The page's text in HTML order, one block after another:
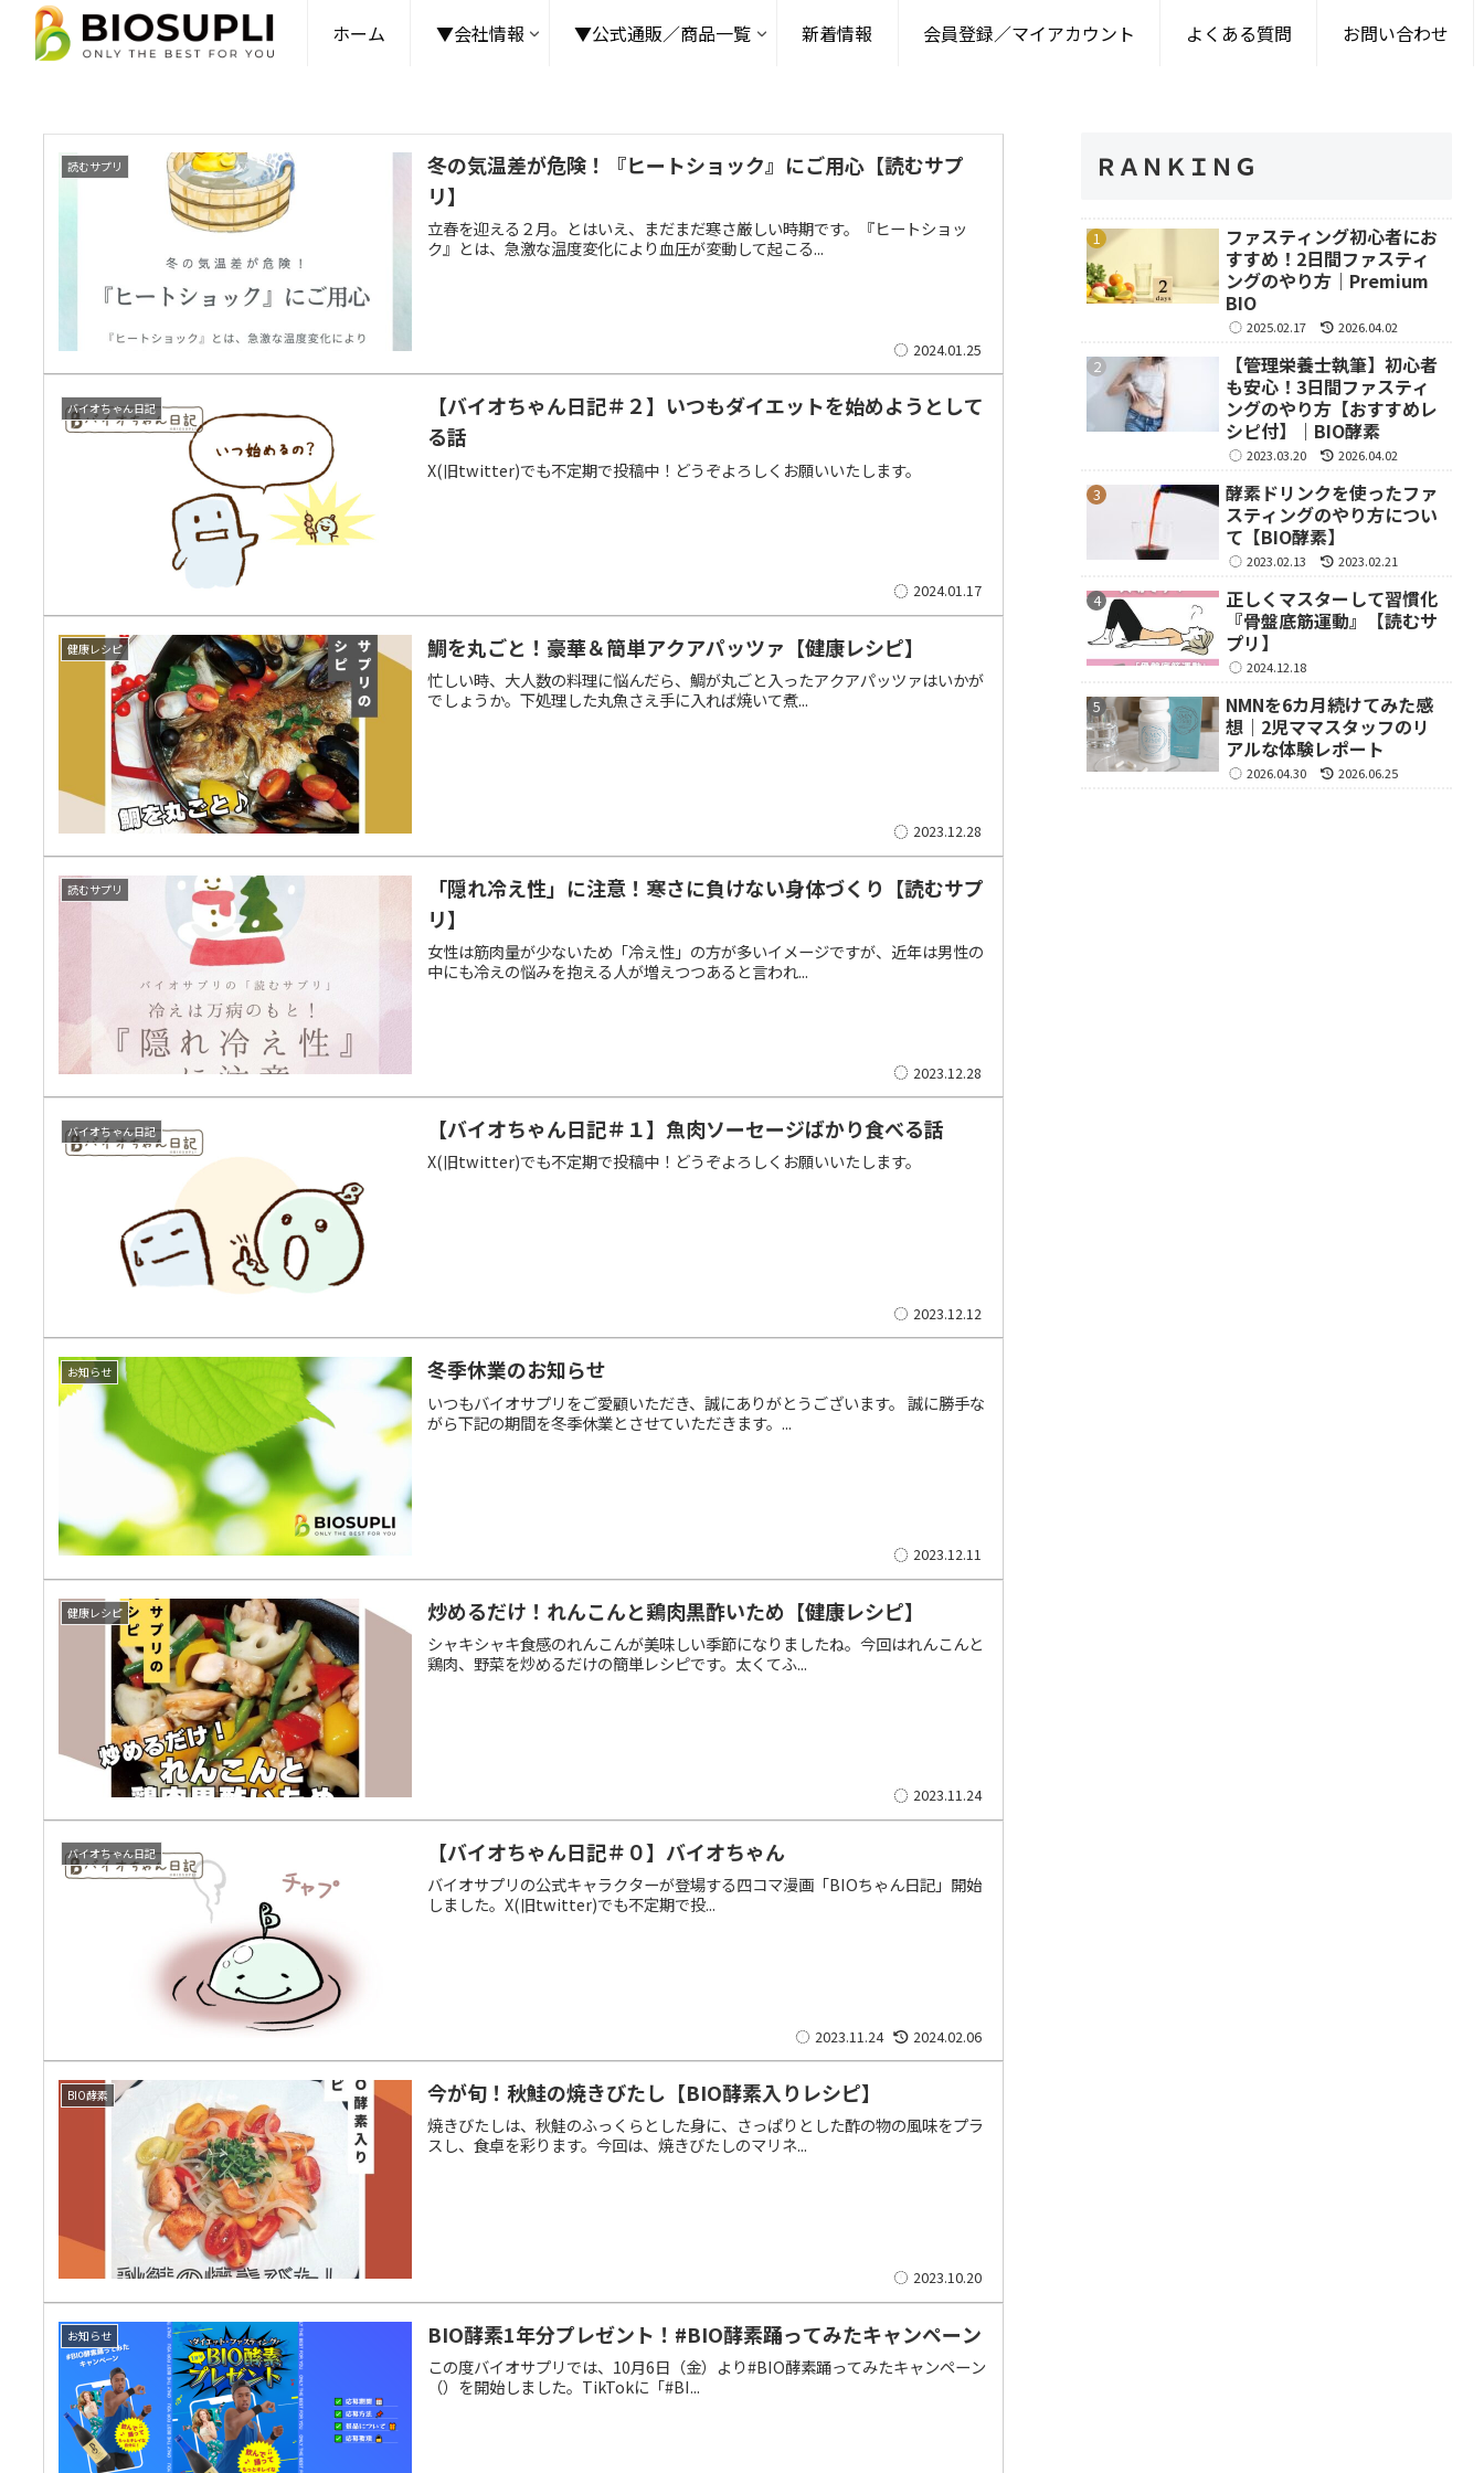
ホーム ▼会社情報 ▼公式通販／商品一覧 新着情報 会員登録／マイアカウント よくある質問 お問い合わせ
読むサプリ
冬の気温差が危険！『ヒートショック』にご用心【読むサプ
リ】
立春を迎える２月。とはいえ、まだまだ寒さ厳しい時期です。『ヒートショッ
ク』とは、急激な温度変化により血圧が変動して起こる...
2024.01.25
バイオちゃん日記
【バイオちゃん日記＃２】いつもダイエットを始めようとして
る話
X(旧twitter)でも不定期で投稿中！どうぞよろしくお願いいたします。
2024.01.17
健康レシピ 鯛を丸ごと！豪華＆簡単アクアパッツァ【健康レシピ】
忙しい時、大人数の料理に悩んだら、鯛が丸ごと入ったアクアパッツァはいかが
でしょうか。下処理した丸魚さえ手に入れば焼いて煮...
2023.12.28
読むサプリ
「隠れ冷え性」に注意！寒さに負けない身体づくり【読むサプ
リ】
女性は筋肉量が少ないため「冷え性」の方が多いイメージですが、近年は男性の
中にも冷えの悩みを抱える人が増えつつあると言われ...
2023.12.28
バイオちゃん日記 【バイオちゃん日記＃１】魚肉ソーセージばかり食べる話
X(旧twitter)でも不定期で投稿中！どうぞよろしくお願いいたします。
2023.12.12
お知らせ 冬季休業のお知らせ
いつもバイオサプリをご愛顧いただき、誠にありがとうございます。 誠に勝手な
がら下記の期間を冬季休業とさせていただきます。...
2023.12.11
健康レシピ 炒めるだけ！れんこんと鶏肉黒酢いため【健康レシピ】
シャキシャキ食感のれんこんが美味しい季節になりましたね。今回はれんこんと
鶏肉、野菜を炒めるだけの簡単レシピです。太くてふ...
2023.11.24
バイオちゃん日記 【バイオちゃん日記＃０】バイオちゃん
バイオサプリの公式キャラクターが登場する四コマ漫画「BIOちゃん日記」開始
しました。X(旧twitter)でも不定期で投...
2023.11.24 2024.02.06
BIO酵素 今が旬！秋鮭の焼きびたし【BIO酵素入りレシピ】
焼きびたしは、秋鮭のふっくらとした身に、さっぱりとした酢の物の風味をプラ
スし、食卓を彩ります。今回は、焼きびたしのマリネ...
2023.10.20
お知らせ BIO酵素1年分プレゼント！#BIO酵素踊ってみたキャンペーン
この度バイオサプリでは、10月6日（金）より#BIO酵素踊ってみたキャンペーン
（）を開始しました。TikTokに「#BI...
ＲＡＮＫＩＮＧ
ファスティング初心者にお
すすめ！2日間ファスティ
ングのやり方｜Premium
BIO
2025.02.17 2026.04.02
【管理栄養士執筆】初心者
も安心！3日間ファスティ
ングのやり方【おすすめレ
シピ付】｜BIO酵素
2023.03.20 2026.04.02
酵素ドリンクを使ったファ
スティングのやり方につい
て【BIO酵素】
2023.02.13 2023.02.21
正しくマスターして習慣化
『骨盤底筋運動』【読むサ
プリ】
2024.12.18
NMNを6カ月続けてみた感
想｜2児ママスタッフのリ
アルな体験レポート
2026.04.30 2026.06.25